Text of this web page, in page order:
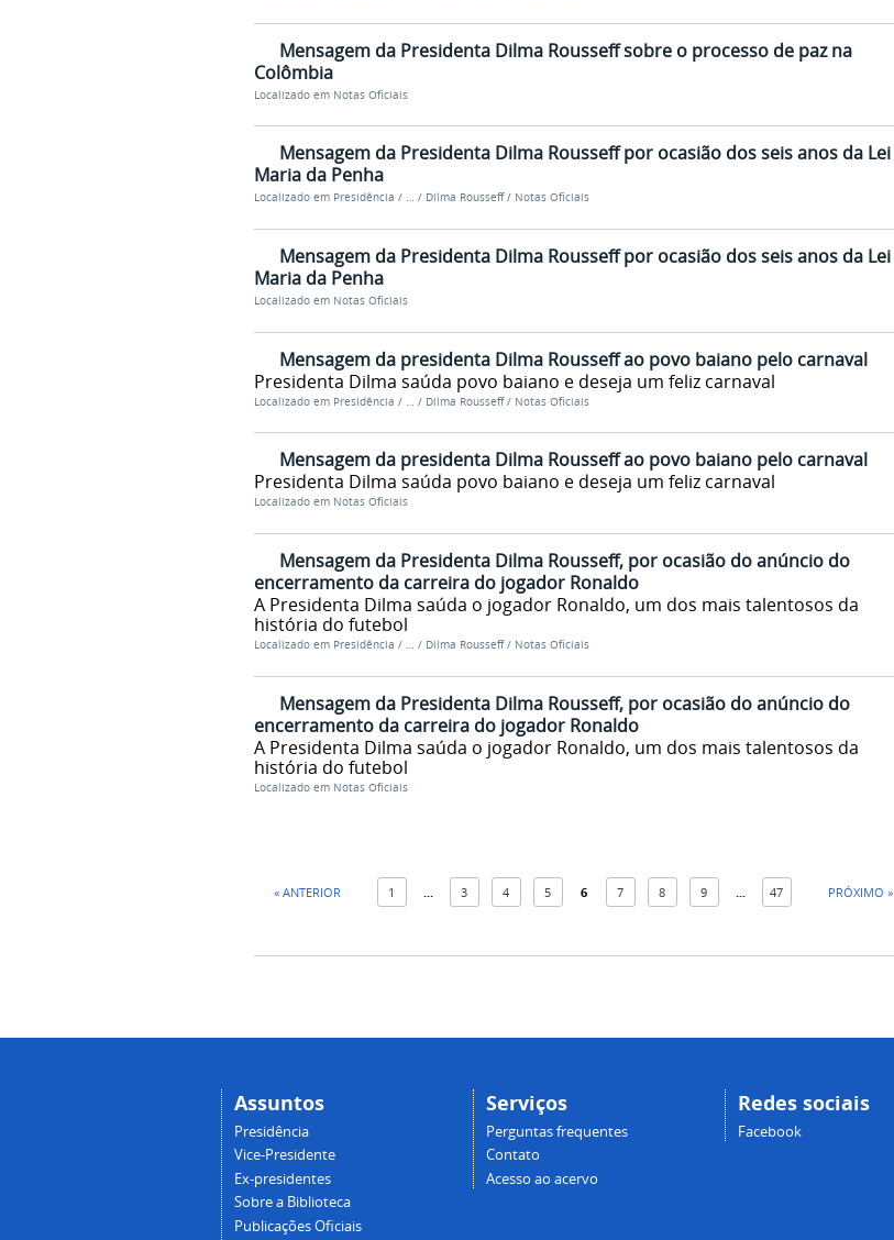
Mensagem da Presidenta Dilma Rousseff sobre o processo de paz na
Colômbia
Localizado em Notas Oficiais
Mensagem da Presidenta Dilma Rousseff por ocasião dos seis anos da Lei
Maria da Penha
Localizado em Presidência / … / Dilma Rousseff / Notas Oficiais
Mensagem da Presidenta Dilma Rousseff por ocasião dos seis anos da Lei
Maria da Penha
Localizado em Notas Oficiais
Mensagem da presidenta Dilma Rousseff ao povo baiano pelo carnaval
Presidenta Dilma saúda povo baiano e deseja um feliz carnaval
Localizado em Presidência / … / Dilma Rousseff / Notas Oficiais
Mensagem da presidenta Dilma Rousseff ao povo baiano pelo carnaval
Presidenta Dilma saúda povo baiano e deseja um feliz carnaval
Localizado em Notas Oficiais
Mensagem da Presidenta Dilma Rousseff, por ocasião do anúncio do
encerramento da carreira do jogador Ronaldo
A Presidenta Dilma saúda o jogador Ronaldo, um dos mais talentosos da
história do futebol
Localizado em Presidência / … / Dilma Rousseff / Notas Oficiais
Mensagem da Presidenta Dilma Rousseff, por ocasião do anúncio do
encerramento da carreira do jogador Ronaldo
A Presidenta Dilma saúda o jogador Ronaldo, um dos mais talentosos da
história do futebol
Localizado em Notas Oficiais
« ANTERIOR 1 3 4 5 6 7 8 9 47 PRÓXIMO »
Assuntos
Presidência
Vice-Presidente
Ex-presidentes
Sobre a Biblioteca
Publicações Oficiais
Serviços
Perguntas frequentes
Contato
Acesso ao acervo
Redes sociais
Facebook